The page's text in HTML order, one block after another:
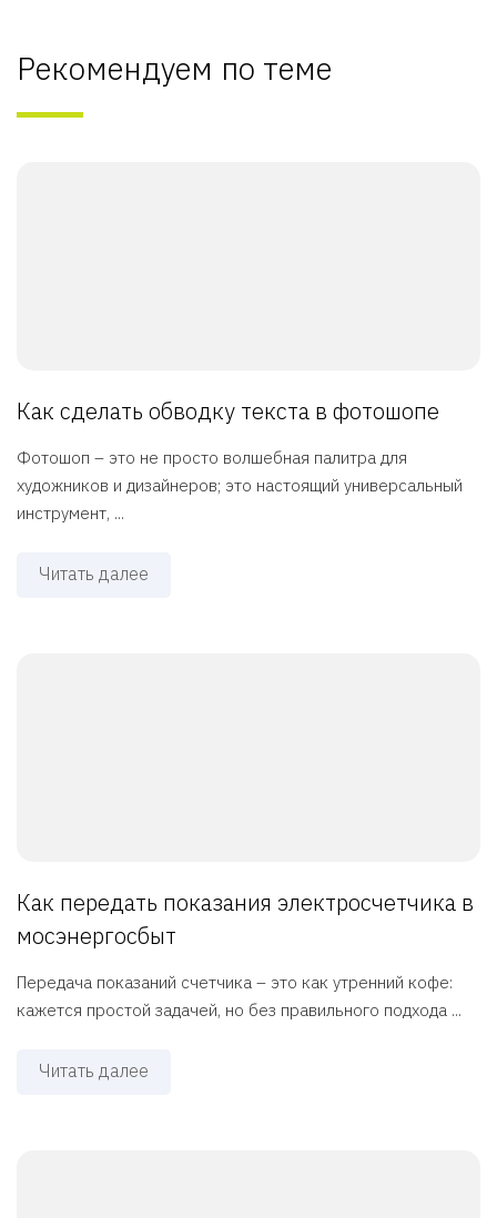
Рекомендуем по теме
Как сделать обводку текста в фотошопе
Фотошоп – это не просто волшебная палитра для
художников и дизайнеров; это настоящий универсальный
инструмент, ...
Читать далее
Как передать показания электросчетчика в
мосэнергосбыт
Передача показаний счетчика – это как утренний кофе:
кажется простой задачей, но без правильного подхода ...
Читать далее